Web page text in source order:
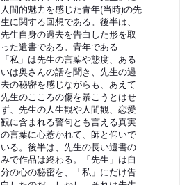
人間的魅力を感じた青年(当時)の先
生に関する回想である。後半は、
先生自身の過去を告白した形を取
った遺書である。青年である
「私」は先生の言葉や態度、ある
いは奥さんの話を聞き、先生の過
去の秘密を感じながらも、あえて
先生のこころの傷を暴こうとはせ
ず、先生の人生観や人間観、恋愛
観に含まれる警句とも言える真実
の言葉に心惹かれて、師と仰いで
いる。後半は、先生の長い遺書の
みで作品は終わる。「先生」は自
分の心の秘密を、「私」にだけ告